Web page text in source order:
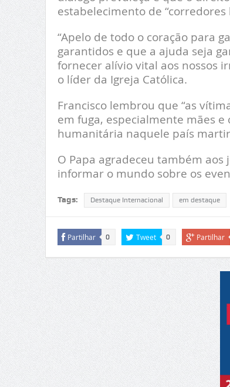
estabelecimento de
“Apelo de todo o coração para
garantidos e que a ajuda seja
fornecer alívio vital aos nossos
o líder da Igreja Católica.
Francisco lembrou que “as
em fuga, especialmente mães e
humanitária naquele país
O Papa agradeceu também aos
informar o mundo sobre os
Tags: Destaque Internacional em destaque
Partilhar 0 Tweet 0 Partilhar